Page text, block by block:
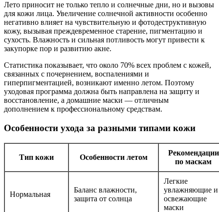
Лето приносит не только тепло и солнечные дни, но и вызовы
для кожи лица. Увеличение солнечной активности особенно
негативно влияет на чувствительную и фотодеструктивную
кожу, вызывая преждевременное старение, пигментацию и
сухость. Влажность и сильная потливость могут привести к
закупорке пор и развитию акне.
Статистика показывает, что около 70% всех проблем с кожей,
связанных с почернением, воспалениями и
гиперпигментацией, возникают именно летом. Поэтому
уходовая программа должна быть направлена на защиту и
восстановление, а домашние маски — отличным
дополнением к профессиональному средствам.
Особенности ухода за разными типами кожи
Тип кожи Особенности летом
Рекомендации
по маскам
Нормальная
Баланс влажности,
защита от солнца
Легкие
увлажняющие и
освежающие
маски